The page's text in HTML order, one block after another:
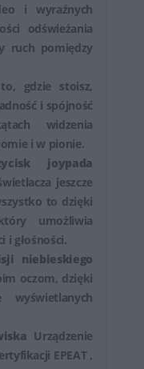
wybór opcji,
zwykłych
potrzebujących
i wyraźnych
odświeżania
ruch pomiędzy
gdzie stoisz,
i spójność
widzenia
i w pionie.
joypada
jeszcze
to dzięki
umożliwia
i głośności.
niebieskiego
oczom, dzięki
wyświetlanych
Urządzenie
EPEAT ,